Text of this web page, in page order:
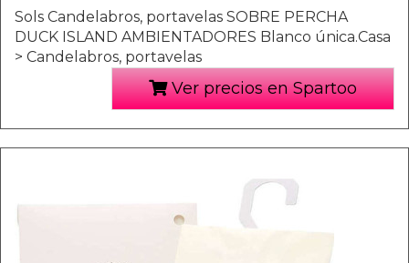
Sols Candelabros, portavelas SOBRE PERCHA
DUCK ISLAND AMBIENTADORES Blanco única.Casa
> Candelabros, portavelas
Ver precios en Spartoo